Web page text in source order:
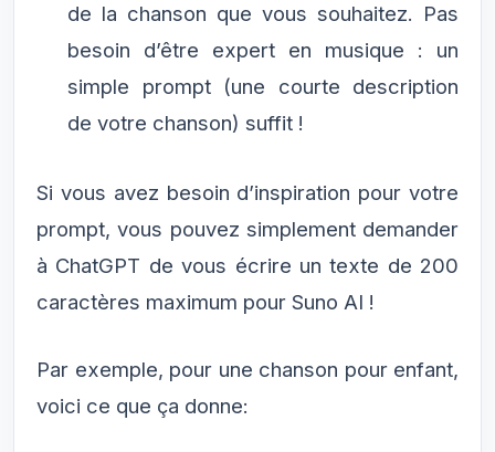
de la chanson que vous souhaitez. Pas
besoin d’être expert en musique : un
simple prompt (une courte description
de votre chanson) suffit !
Si vous avez besoin d’inspiration pour votre
prompt, vous pouvez simplement demander
à ChatGPT de vous écrire un texte de 200
caractères maximum pour Suno AI !
Par exemple, pour une chanson pour enfant,
voici ce que ça donne: